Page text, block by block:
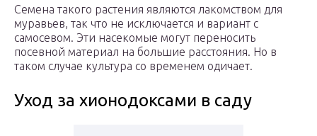
Семена такого растения являются лакомством для
муравьев, так что не исключается и вариант с
самосевом. Эти насекомые могут переносить
посевной материал на большие расстояния. Но в
таком случае культура со временем одичает.
Уход за хионодоксами в саду